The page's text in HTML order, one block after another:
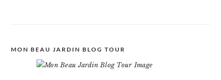
MON BEAU JARDIN BLOG TOUR